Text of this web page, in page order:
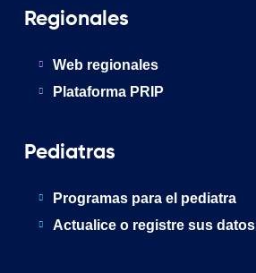
Regionales
Web regionales
Plataforma PRIP
Pediatras
Programas para el pediatra
Actualice o registre sus datos